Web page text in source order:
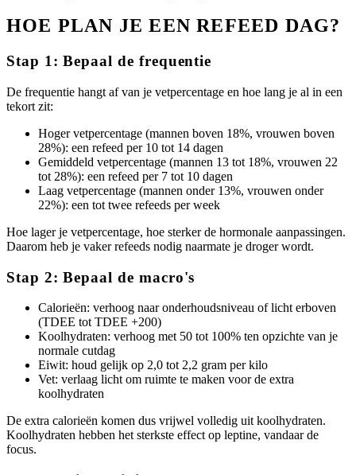
HOE PLAN JE EEN REFEED DAG?
Stap 1: Bepaal de frequentie
De frequentie hangt af van je vetpercentage en hoe lang je al in een
tekort zit:
Hoger vetpercentage (mannen boven 18%, vrouwen boven
28%): een refeed per 10 tot 14 dagen
Gemiddeld vetpercentage (mannen 13 tot 18%, vrouwen 22
tot 28%): een refeed per 7 tot 10 dagen
Laag vetpercentage (mannen onder 13%, vrouwen onder
22%): een tot twee refeeds per week
Hoe lager je vetpercentage, hoe sterker de hormonale aanpassingen.
Daarom heb je vaker refeeds nodig naarmate je droger wordt.
Stap 2: Bepaal de macro's
Calorieën: verhoog naar onderhoudsniveau of licht erboven
(TDEE tot TDEE +200)
Koolhydraten: verhoog met 50 tot 100% ten opzichte van je
normale cutdag
Eiwit: houd gelijk op 2,0 tot 2,2 gram per kilo
Vet: verlaag licht om ruimte te maken voor de extra
koolhydraten
De extra calorieën komen dus vrijwel volledig uit koolhydraten.
Koolhydraten hebben het sterkste effect op leptine, vandaar de
focus.